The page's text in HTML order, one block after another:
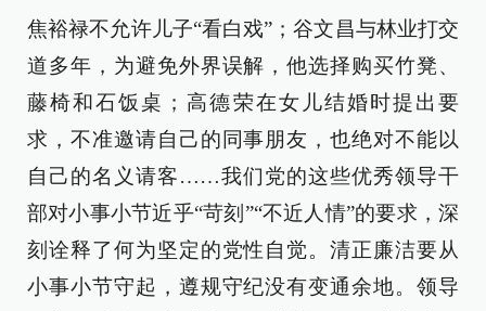
焦裕禄不允许儿子“看白戏”；谷文昌与林业打交
道多年，为避免外界误解，他选择购买竹凳、
藤椅和石饭桌；高德荣在女儿结婚时提出要
求，不准邀请自己的同事朋友，也绝对不能以
自己的名义请客……我们党的这些优秀领导干
部对小事小节近乎“苛刻”“不近人情”的要求，深
刻诠释了何为坚定的党性自觉。清正廉洁要从
小事小节守起，遵规守纪没有变通余地。领导